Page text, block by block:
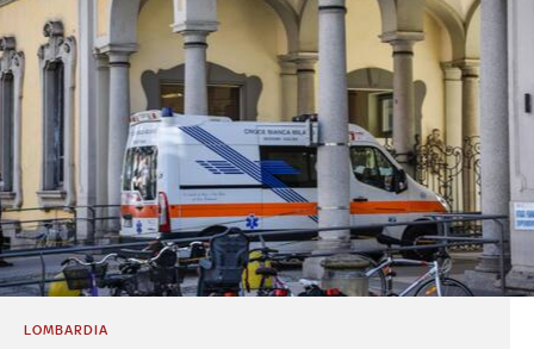
LOMBARDIA